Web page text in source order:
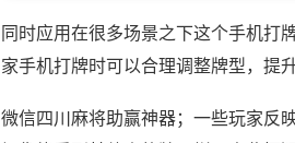
同时应用在很多场景之下这个手机打
家手机打牌时可以合理调整牌型，提
微信四川麻将助赢神器；一些玩家反